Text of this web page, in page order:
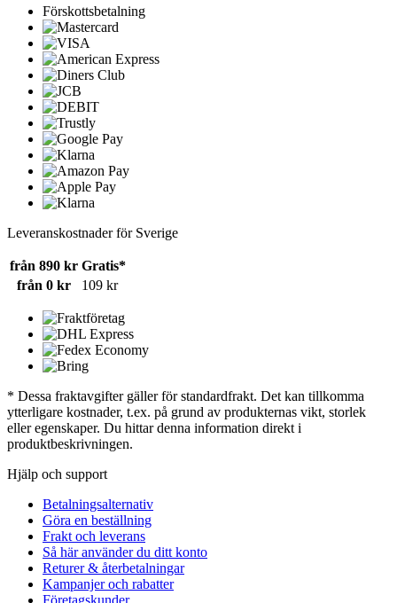
Förskottsbetalning
Leveranskostnader för Sverige
från 890 kr Gratis*
från 0 kr
109 kr
* Dessa fraktavgifter gäller för standardfrakt. Det kan tillkomma
ytterligare kostnader, t.ex. på grund av produkternas vikt, storlek
eller egenskaper. Du hittar denna information direkt i
produktbeskrivningen.
Hjälp och support
Betalningsalternativ
Göra en beställning
Frakt och leverans
Så här använder du ditt konto
Returer & återbetalningar
Kampanjer och rabatter
Företagskunder